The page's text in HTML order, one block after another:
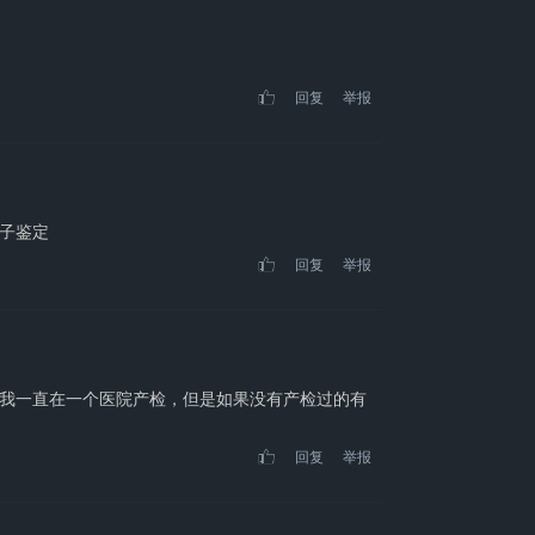
回复 举报
鉴定
回复 举报
一直在一个医院产检，但是如果没有产检过的有
回复 举报